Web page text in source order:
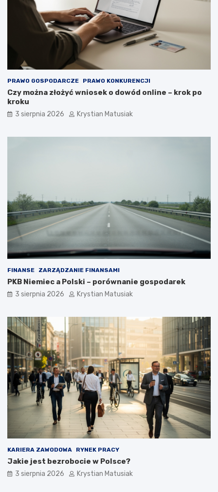
PRAWO GOSPODARCZE PRAWO KONKURENCJI
Czy można złożyć wniosek o dowód online – krok po
kroku
3 sierpnia 2026 Krystian Matusiak
FINANSE ZARZĄDZANIE FINANSAMI
PKB Niemiec a Polski – porównanie gospodarek
3 sierpnia 2026 Krystian Matusiak
KARIERA ZAWODOWA RYNEK PRACY
Jakie jest bezrobocie w Polsce?
3 sierpnia 2026 Krystian Matusiak